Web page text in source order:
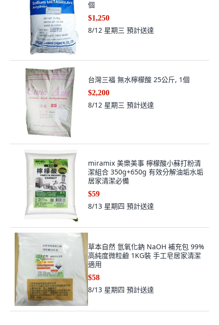
個
$1,250
8/12 星期三 預計送達
台灣三福 無水檸檬酸 25公斤, 1個
$2,200
8/12 星期三 預計送達
miramix 美樂美事 檸檬酸小蘇打粉清
潔組合 350g+650g 有效分解油垢水垢
居家清潔必備
$59
8/13 星期四 預計送達
草本自然 氫氧化鈉 NaOH 補充包 99%
高純度微粒鹼 1KG裝 手工皂居家清潔
適用
$58
8/13 星期四 預計送達